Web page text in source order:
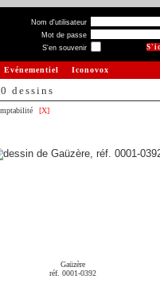
Nom d'utilisateur
Mot de passe
S'en souvenir
Evénementiel Iconovox
dessins
[X]
Gaüzère
réf. 0001-0392